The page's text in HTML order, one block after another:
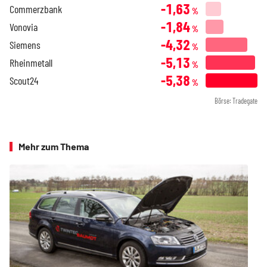
Commerzbank -1,63 %
Vonovia -1,84%
Siemens -4,32 %
Rheinmetall -5,13 %
Scout24 -5,38 %
Börse: Tradegate
Mehr zum Thema